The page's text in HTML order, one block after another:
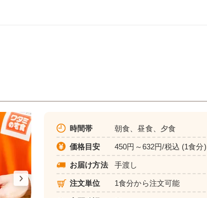
時間帯 朝食、昼食、夕食
価格目安 450円～632円/税込 (1食分)
お届け方法 手渡し
注文単位 1食分から注文可能